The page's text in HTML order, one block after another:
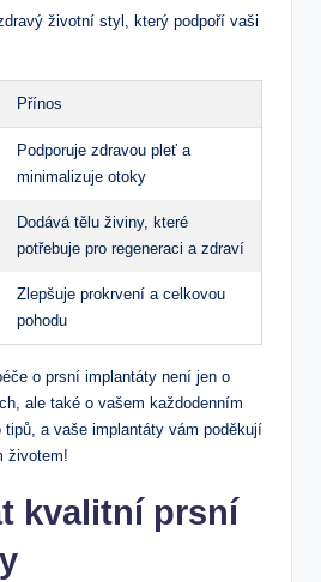
životní styl, který podpoří vaši
Přínos
Podporuje zdravou pleť a
minimalizuje otoky
Dodává tělu živiny, které
potřebuje pro regeneraci a zdraví
Zlepšuje prokrvení a celkovou
pohodu
o prsní implantáty není jen o
ale také o vašem každodenním
a vaše implantáty vám poděkují
životem!
kvalitní prsní